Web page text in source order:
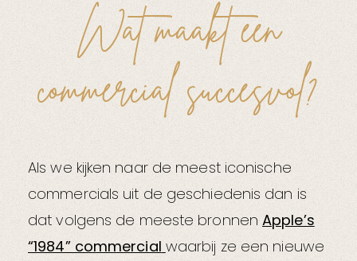
Wat maakt een
commercial succesvol?
Als we kijken naar de meest iconische
commercials uit de geschiedenis dan is
dat volgens de meeste bronnenApple’s
“1984” commercial waarbij ze een nieuwe